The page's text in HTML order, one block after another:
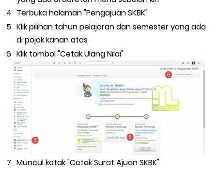
Terbuka halaman "Pengajuan SKBK"
Klik pilihan tahun pelajaran dan semester yang ada
di pojok kanan atas
Klik tombol "Cetak Ulang Nilai"
Muncul kotak "Cetak Surat Ajuan SKBK"